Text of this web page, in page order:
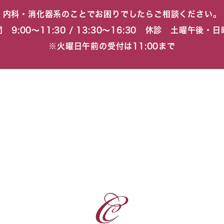
内科・消化器系のことでお困りでしたらご相談ください。
9:00〜11:30 / 13:30〜16:30 休診 土曜午後・日
※火曜日午前の受付は11:00まで